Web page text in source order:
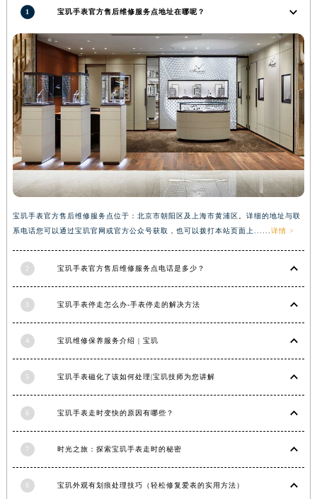
广西壮族自治区钦州市钦南区金海湾东大街宝玑售后服务中心（需提前预约）
海南省儋州市儋州市那大镇兰洋北路宝玑售后服务中心（需提前预约）
海南省东方市八所镇解放西路宝玑售后服务中心（需提前预约）
海南省琼海市嘉积镇东风路宝玑售后服务中心（需提前预约）
海南省三沙市西沙区西沙群岛永兴岛北京路宝玑售后服务中心（需提前预约）
海南省三亚市吉阳区迎宾路宝玑售后服务中心（需提前预约）
海南省文昌市文城镇教育东路宝玑售后服务中心（需提前预约）
河南省安阳市文峰区解放大道宝玑售后服务中心（需提前预约）
河南省鹤壁市淇滨区九州路宝玑售后服务中心（需提前预约）
河南省开封市鼓楼区中山路宝玑售后服务中心（需提前预约）
1 宝玑手表官方售后维修服务点地址在哪呢？
宝玑手表官方售后维修服务点位于：北京市朝阳区及上海市黄浦区。详细的地址与联
系电话您可以通过宝玑官网或官方公众号获取，也可以拨打本站页面上...... 详情 >
2 宝玑手表官方售后维修服务点电话是多少？
3 宝玑手表停走怎么办-手表停走的解决方法
4 宝玑维修保养服务介绍 | 宝玑
5 宝玑手表磁化了该如何处理|宝玑技师为您讲解
6 宝玑手表走时变快的原因有哪些？
7 时光之旅：探索宝玑手表走时的秘密
8 宝玑外观有划痕处理技巧（轻松修复爱表的实用方法）